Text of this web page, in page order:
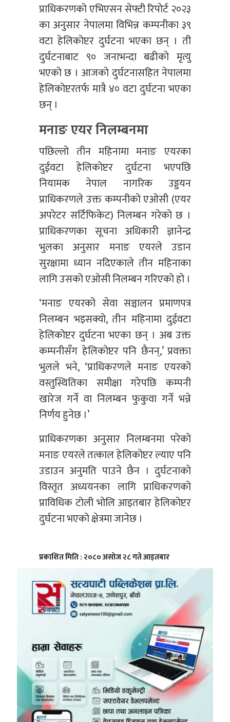
प्राधिकरणको एभिएसन सेफ्टी रिपोर्ट २०२३
का अनुसार नेपालमा विभिन्न कम्पनीका ३९
वटा हेलिकोप्टर दुर्घटना भएका छन् । ती
दुर्घटनाबाट ९० जनाभन्दा बढीको मृत्यु
भएको छ । आजको दुर्घटनासहित नेपालमा
हेलिकोप्टरतर्फ मात्रै ४० वटा दुर्घटना भएका
छन् ।
मनाङ एयर निलम्बनमा
पछिल्लो तीन महिनामा मनाङ एयरका
दुईवटा हेलिकोप्टर दुर्घटना भएपछि
नियामक नेपाल नागरिक उड्डयन
प्राधिकरणले उक्त कम्पनीको एओसी (एयर
अपरेटर सर्टिफिकेट) निलम्बन गरेको छ ।
प्राधिकरणका सूचना अधिकारी ज्ञानेन्द्र
भुलका अनुसार मनाङ एयरले उडान
सुरक्षामा ध्यान नदिएकाले तीन महिनाका
लागि उसको एओसी निलम्बन गरिएको हो ।
‘मनाङ एयरको सेवा सञ्चालन प्रमाणपत्र
निलम्बन भइसक्यो, तीन महिनामा दुईवटा
हेलिकोप्टर दुर्घटना भएका छन् । अब उक्त
कम्पनीसँग हेलिकोप्टर पनि छैनन्,’ प्रवक्ता
भुलले भने, ‘प्राधिकरणले मनाङ एयरको
वस्तुस्थितिका समीक्षा गरेपछि कम्पनी
खारेज गर्ने वा निलम्बन फुकुवा गर्ने भन्ने
निर्णय हुनेछ ।’
प्राधिकरणका अनुसार निलम्बनमा परेको
मनाङ एयरले तत्काल हेलिकोप्टर ल्याए पनि
उडाउन अनुमति पाउने छैन । दुर्घटनाको
विस्तृत अध्ययनका लागि प्राधिकरणको
प्राविधिक टोली भोलि आइतबार हेलिकोप्टर
दुर्घटना भएको क्षेत्रमा जानेछ ।
प्रकाशित मिति : २०८० असोज २८ गते आइतबार